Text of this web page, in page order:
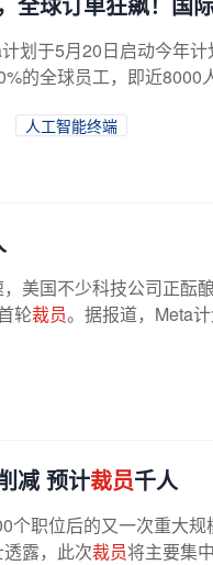
划于5月20日启动今年
的全球员工，即近8000
人工智能终端
美国不少科技公司正酝
轮裁员。据报道，Meta
减 预计裁员千人
个职位后的又一次重大
露，此次裁员将主要集